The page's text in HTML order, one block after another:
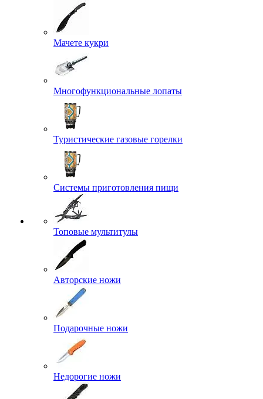
Мачете кукри
Многофункциональные лопаты
Туристические газовые горелки
Системы приготовления пищи
Топовые мультитулы
Авторские ножи
Подарочные ножи
Недорогие ножи